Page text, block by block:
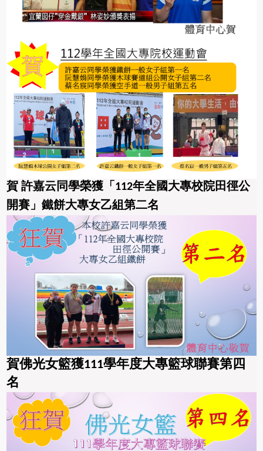
賀 許嘉云同學榮獲「112年全國大專校院田徑公
開賽」鐵餅大專女乙組第二名
賀佛光女籃獲111學年度大專籃球聯賽第四
名